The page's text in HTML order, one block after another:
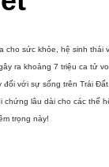
cho sức khỏe, hệ sinh thái
ra khoảng 7 triệu ca tử
đối với sự sống trên Trái
chứng lâu dài cho các thế
trọng này!